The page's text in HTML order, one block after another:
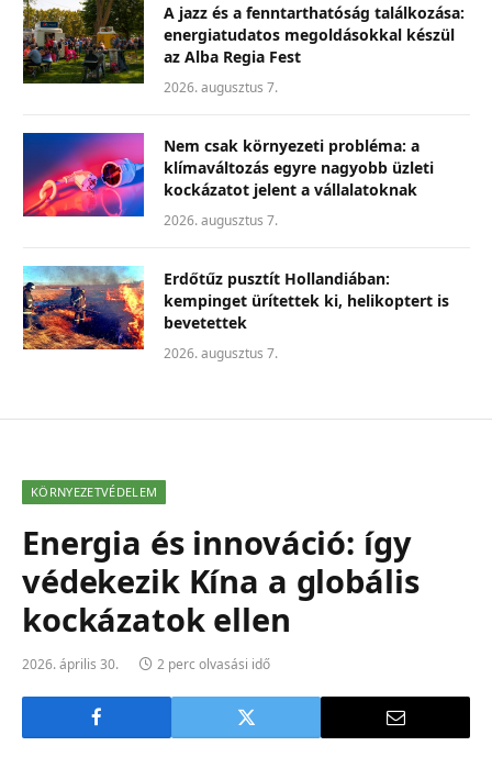
A jazz és a fenntarthatóság találkozása:
energiatudatos megoldásokkal készül
az Alba Regia Fest
2026. augusztus 7.
Nem csak környezeti probléma: a
klímaváltozás egyre nagyobb üzleti
kockázatot jelent a vállalatoknak
2026. augusztus 7.
Erdőtűz pusztít Hollandiában:
kempinget ürítettek ki, helikoptert is
bevetettek
2026. augusztus 7.
KÖRNYEZETVÉDELEM
Energia és innováció: így
védekezik Kína a globális
kockázatok ellen
2026. április 30. 2 perc olvasási idő